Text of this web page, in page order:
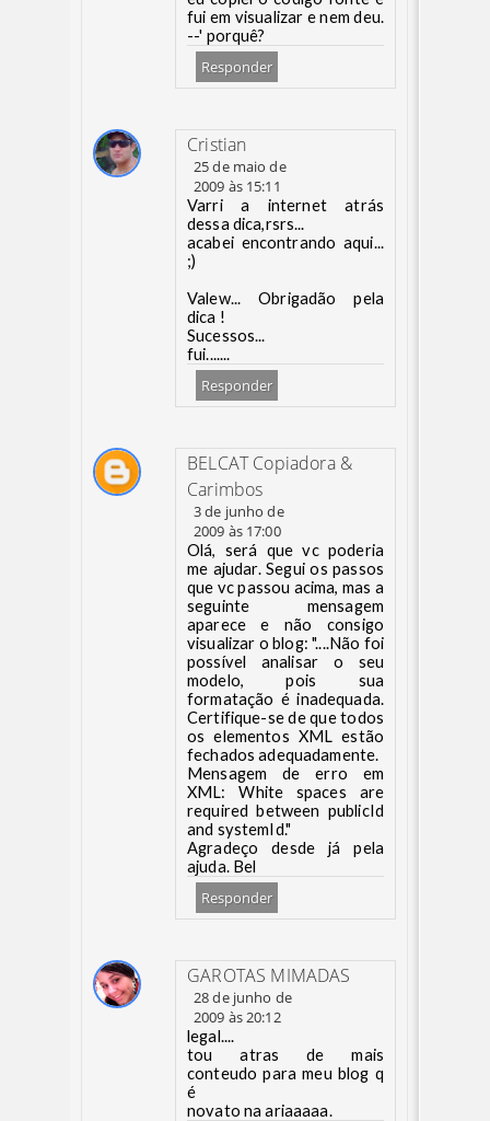
fui em visualizar e nem deu.
--' porquê?
Responder
Cristian
25 de maio de
2009 às 15:11
Varri a internet atrás
dessa dica,rsrs...
acabei encontrando aqui...
;)
Valew... Obrigadão pela
dica !
Sucessos...
fui.......
Responder
BELCAT Copiadora &
Carimbos
3 de junho de
2009 às 17:00
Olá, será que vc poderia
me ajudar. Segui os passos
que vc passou acima, mas a
seguinte mensagem
aparece e não consigo
visualizar o blog: "....Não foi
possível analisar o seu
modelo, pois sua
formatação é inadequada.
Certifique-se de que todos
os elementos XML estão
fechados adequadamente.
Mensagem de erro em
XML: White spaces are
required between publicId
and systemId."
Agradeço desde já pela
ajuda. Bel
Responder
GAROTAS MIMADAS
28 de junho de
2009 às 20:12
legal....
tou atras de mais
conteudo para meu blog q
é
novato na ariaaaaa.